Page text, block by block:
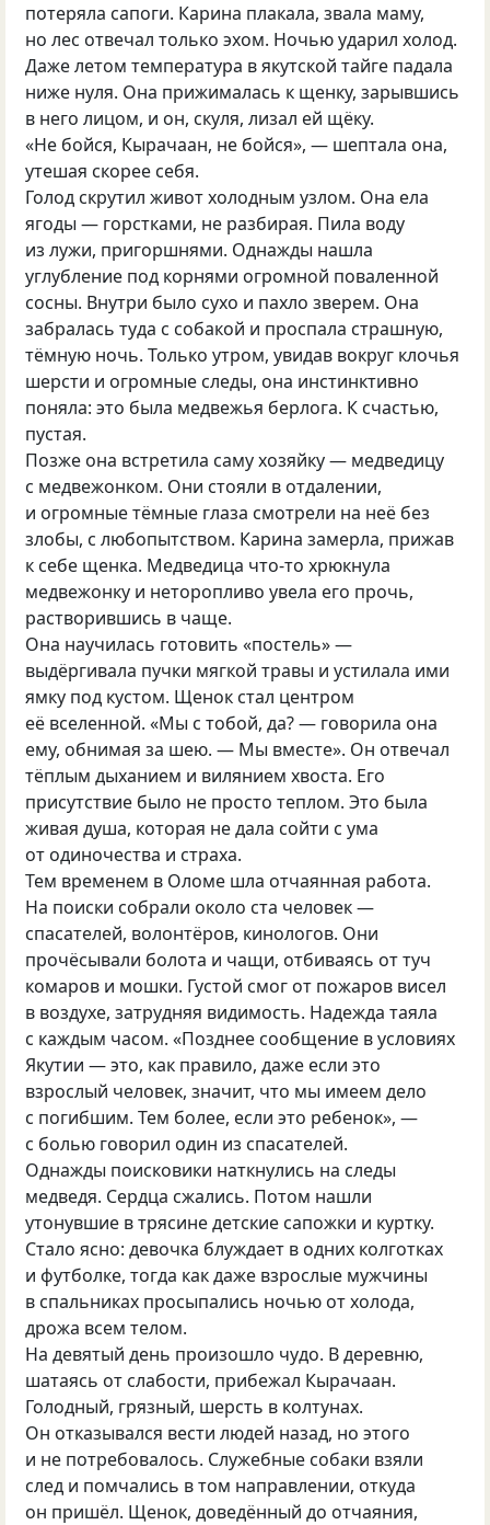
потеряла сапоги. Карина плакала, звала маму,
но лес отвечал только эхом. Ночью ударил холод.
Даже летом температура в якутской тайге падала
ниже нуля. Она прижималась к щенку, зарывшись
в него лицом, и он, скуля, лизал ей щёку.
«Не бойся, Кырачаан, не бойся», — шептала она,
утешая скорее себя.
Голод скрутил живот холодным узлом. Она ела
ягоды — горстками, не разбирая. Пила воду
из лужи, пригоршнями. Однажды нашла
углубление под корнями огромной поваленной
сосны. Внутри было сухо и пахло зверем. Она
забралась туда с собакой и проспала страшную,
тёмную ночь. Только утром, увидав вокруг клочья
шерсти и огромные следы, она инстинктивно
поняла: это была медвежья берлога. К счастью,
пустая.
Позже она встретила саму хозяйку — медведицу
с медвежонком. Они стояли в отдалении,
и огромные тёмные глаза смотрели на неё без
злобы, с любопытством. Карина замерла, прижав
к себе щенка. Медведица что-то хрюкнула
медвежонку и неторопливо увела его прочь,
растворившись в чаще.
Она научилась готовить «постель» —
выдёргивала пучки мягкой травы и устилала ими
ямку под кустом. Щенок стал центром
её вселенной. «Мы с тобой, да? — говорила она
ему, обнимая за шею. — Мы вместе». Он отвечал
тёплым дыханием и вилянием хвоста. Его
присутствие было не просто теплом. Это была
живая душа, которая не дала сойти с ума
от одиночества и страха.
Тем временем в Оломе шла отчаянная работа.
На поиски собрали около ста человек —
спасателей, волонтёров, кинологов. Они
прочёсывали болота и чащи, отбиваясь от туч
комаров и мошки. Густой смог от пожаров висел
в воздухе, затрудняя видимость. Надежда таяла
с каждым часом. «Позднее сообщение в условиях
Якутии — это, как правило, даже если это
взрослый человек, значит, что мы имеем дело
с погибшим. Тем более, если это ребенок», —
с болью говорил один из спасателей.
Однажды поисковики наткнулись на следы
медведя. Сердца сжались. Потом нашли
утонувшие в трясине детские сапожки и куртку.
Стало ясно: девочка блуждает в одних колготках
и футболке, тогда как даже взрослые мужчины
в спальниках просыпались ночью от холода,
дрожа всем телом.
На девятый день произошло чудо. В деревню,
шатаясь от слабости, прибежал Кырачаан.
Голодный, грязный, шерсть в колтунах.
Он отказывался вести людей назад, но этого
и не потребовалось. Служебные собаки взяли
след и помчались в том направлении, откуда
он пришёл. Щенок, доведённый до отчаяния,